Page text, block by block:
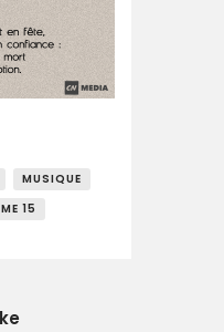
MUSIQUE
15